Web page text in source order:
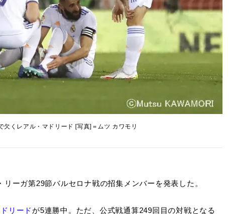
欠くレアル・マドリード [写真]＝ムツ カワモリ
ーガ第29節バルセロナ戦の招集メンバーを発表した。
リード が5連勝中。ただ、公式戦通算249回目の対戦となる